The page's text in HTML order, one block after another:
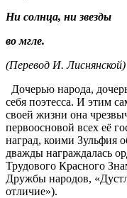
Ни солнца, ни звезды
во мгле.
(Перевод И. Лиснянской)
Дочерью народа,
себя поэтесса. И этим
своей жизни она
первоосновой всех её
наград, коими Зульфия
дважды награждалась
Трудового Красного
Дружбы народов,
отличие»).